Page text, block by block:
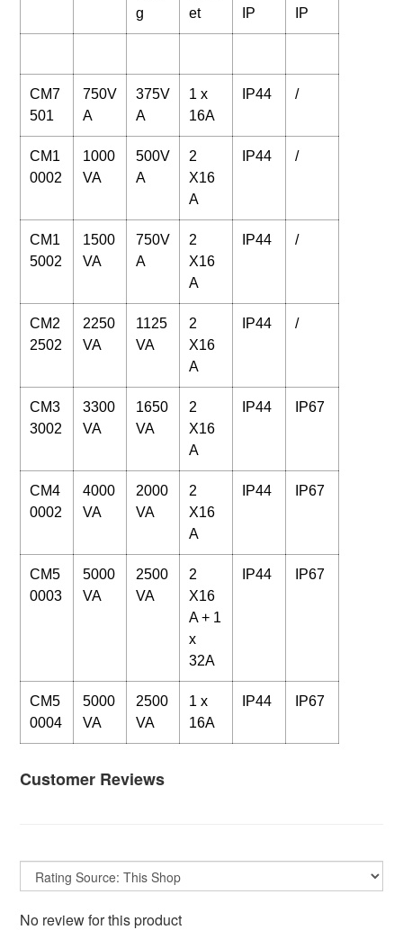
g
et
IP IP
CM7
501
750V
A
375V
A
1 x
16A
IP44 /
CM1
0002
1000
VA
500V
A
2
X16
A
IP44 /
CM1
5002
1500
VA
750V
A
2
X16
A
IP44 /
CM2
2502
2250
VA
1125
VA
2
X16
A
IP44 /
CM3
3002
3300
VA
1650
VA
2
X16
A
IP44 IP67
CM4
0002
4000
VA
2000
VA
2
X16
A
IP44 IP67
CM5
0003
5000
VA
2500
VA
2
X16
A + 1
x
32A
IP44 IP67
CM5
0004
5000
VA
2500
VA
1 x
16A
IP44 IP67
Customer Reviews
No review for this product